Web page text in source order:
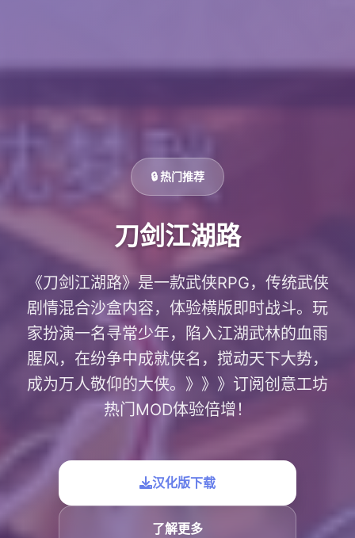
🔒 热门推荐
刀剑江湖路
《刀剑江湖路》是一款武侠RPG，传统武侠
剧情混合沙盒内容，体验横版即时战斗。玩
家扮演一名寻常少年，陷入江湖武林的血雨
腥风，在纷争中成就侠名，搅动天下大势，
成为万人敬仰的大侠。》》》订阅创意工坊
热门MOD体验倍增！
汉化版下载
了解更多